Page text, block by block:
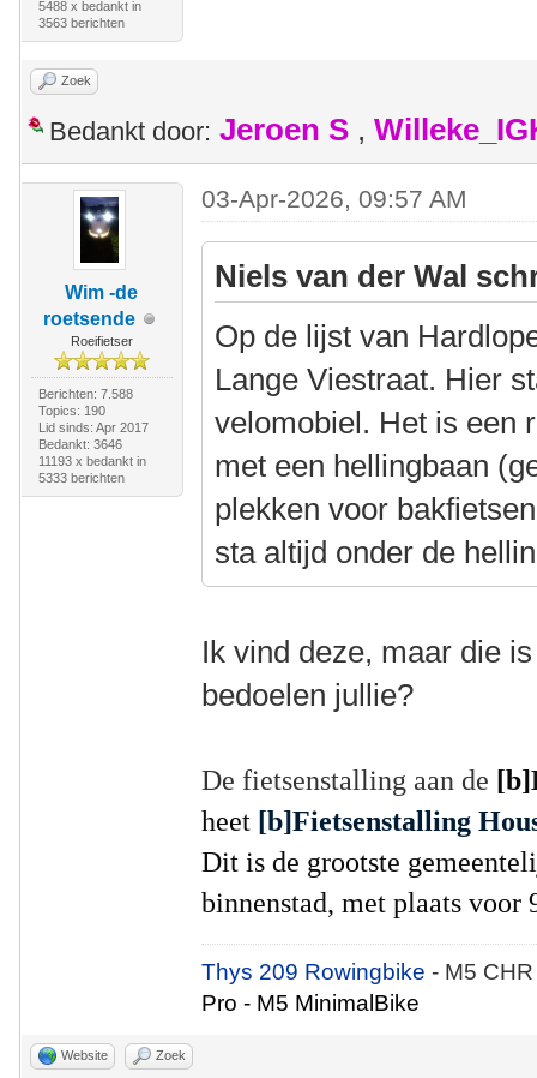
5488 x bedankt in
3563 berichten
Zoek
Bedankt door: Jeroen S ,
Wim -de
roetsende
Roeifietser
Berichten: 7.588
Topics: 190
Lid sinds: Apr 2017
Bedankt: 3646
11193 x bedankt in
5333 berichten
03-Apr-2026, 09:57 AM
Niels van der Wal
Op de lijst van
Lange Viestraat. Hier
velomobiel. Het is een
met een hellingbaan
plekken voor
sta altijd onder de
Ik vind deze, maar die
bedoelen jullie?
De fietsenstalling aan de
heet [b]Fietsenstalling
Dit is de grootste
binnenstad, met plaats voor
Thys 209 Rowingbike- M5
Pro - M5 MinimalBike
Website Zoek